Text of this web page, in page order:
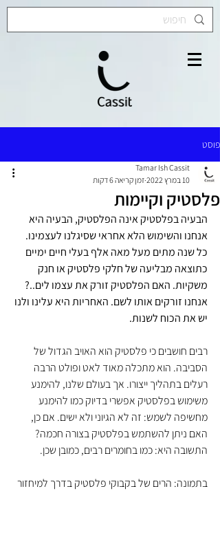
פוסט
פלסטיק וקיימות
Tamar Ish Cassit
10 במרץ 2022
זמן קריאה 6 דקות
הבעיה בפלסטיק אינה הפלסטיק, הבעיה היא
אנחנו והשימוש הלא אחראי שסיגלנו לעצמינו.
כל שנה מתים מעל מאה אלף בעלי חיים ימיים
כתוצאה מבליעה של חלקי פלסטיק או חנק
משקיות. האם הפלסטיק זורק את עצמו לים..?
אנחנו זורקים אותו לשם. האחריות היא עלינו ולנו
יש את הכוח לשנות.
רבים חושבים כי פלסטיק הוא האויב הגדול של
הסביבה. הוא מתכלה מאוד לאט ופולט הרבה
רעלים בתהליך ייצורו. אך בעולם שלנו, להימנע
משימוש בפלסטיק אפשרי בדיוק כמו להימנע
מחשיפה לשמש: זה לא הגיוני ולא ישים. אם כן,
האם ניתן להשתמש בפלסטיק בצורה חכמה?
התשובה היא: כמו בחומרים רבים, כמובן שכן.
בתמונה: הרים של בקבוקי פלסטיק בדרך למיחזור